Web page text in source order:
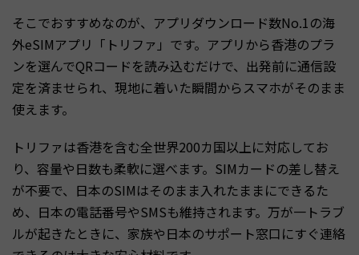
そこでおすすめなのが、アプリダウンロード数No.1の海
外eSIMアプリ「トリファ」です。アプリから香港のプラ
ンを選んでQRコードを読み込むだけで、出発前に通信設
定を済ませられ、現地に着いた瞬間からスマホがそのまま
使えます。
トリファは香港を含む全世界200カ国以上に対応してお
り、容量や日数も柔軟に選べます。SIMカードの差し替え
が不要で、日本のSIMはそのまま入れたままにできるた
め、日本の電話番号やSMSも維持されます。万が一トラブ
ルが起きたときに、家族や日本のサポート窓口にすぐ連絡